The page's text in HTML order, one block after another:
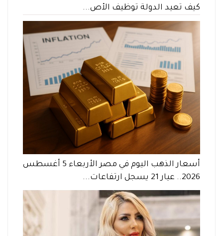
كيف تعيد الدولة توظيف الأص...
أسعار الذهب اليوم في مصر الأربعاء 5 أغسطس
2026.. عيار 21 يسجل ارتفاعات...